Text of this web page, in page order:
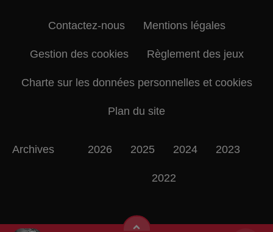
Contactez-nous Mentions légales
Gestion des cookies Règlement des jeux
Charte sur les données personnelles et cookies
Plan du site
Archives 2026 2025 2024 2023
2022